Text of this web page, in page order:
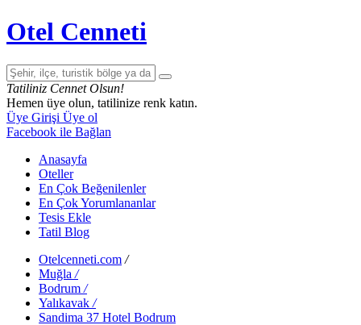
Otel Cenneti
Tatiliniz Cennet Olsun!
Hemen üye olun, tatilinize renk katın.
Üye Girişi Üye ol
Facebook ile Bağlan
Anasayfa
Oteller
En Çok Beğenilenler
En Çok Yorumlananlar
Tesis Ekle
Tatil Blog
Otelcenneti.com /
Muğla /
Bodrum /
Yalıkavak /
Sandima 37 Hotel Bodrum